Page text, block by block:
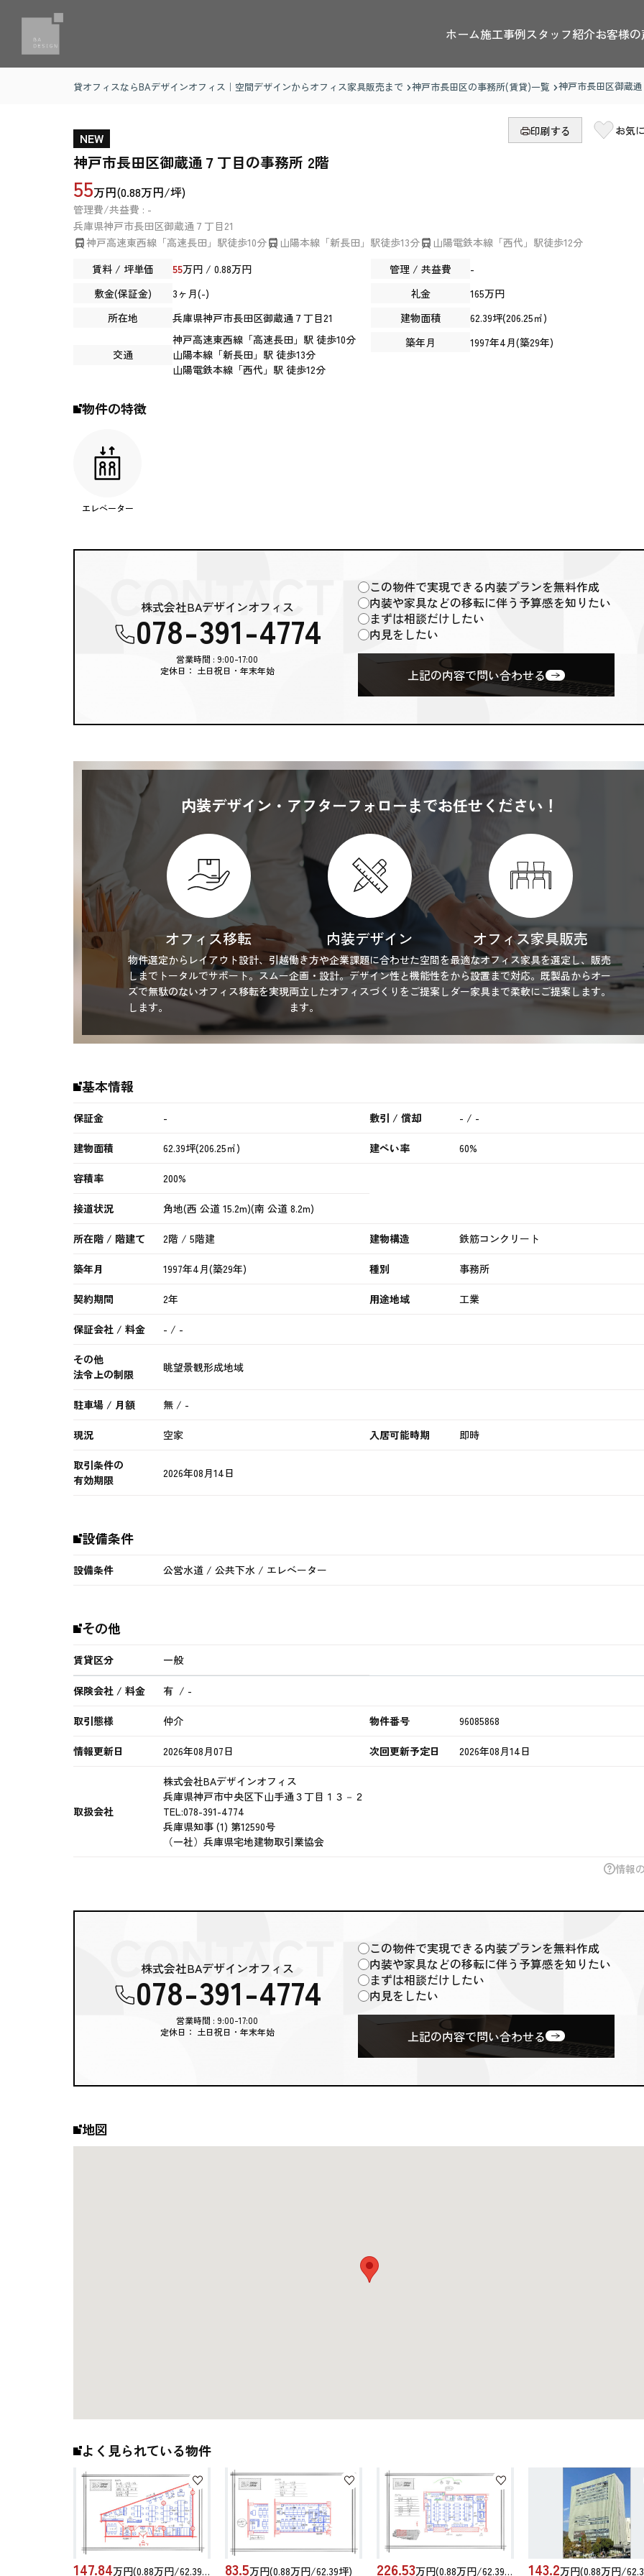
ホーム施工事例スタッフ紹介お客様
貸オフィスならBAデザインオフィス｜空間デザインからオフィス家具販売まで 神戸市長田区の事務所(賃貸)一覧 神戸市長田区御蔵
NEW
神戸市長田区御蔵通７丁目の事務所 2階
55万円(0.88万円/坪)
管理費/共益費 : -
兵庫県神戸市長田区御蔵通 ７丁目21
神戸高速東西線「高速長田」駅徒歩10分
山陽本線「新長田」駅徒歩13分 山陽電鉄本線「西代」駅徒歩12分
印刷する お気
賃料 / 坪単価 55万円 / 0.88万円
敷金(保証金)
3ヶ月(-)
所在地
兵庫県神戸市長田区御蔵通 ７丁目21
交通
神戸高速東西線 「高速長田 」駅 徒歩10分
山陽本線 「新長田 」駅 徒歩13分
山陽電鉄本線 「西代 」駅 徒歩12分
管理 / 共益費
-
礼金
165万円
建物面積
62.39坪(206.25㎡)
築年月
1997年4月(築29年)
物件の特徴
エレベーター
株式会社BAデザインオフィス
078-391-4774
営業時間 : 9:00-17:00
定休日： 土日祝日・年末年始
この物件で実現できる内装プランを無料作成
内装や家具などの移転に伴う予算感を知りたい
まずは相談だけしたい
内見をしたい
上記の内容で問い合わせる
内装デザイン・アフターフォローまでお任せください！
オフィス移転
物件選定からレイアウト設計、引越
しまでトータルでサポート。スムー
ズで無駄のないオフィス移転を実現
します。
内装デザイン
働き方や企業課題に合わせた空間を
企画・設計。デザイン性と機能性を
両立したオフィスづくりをご提案し
ます。
オフィス家具販売
最適なオフィス家具を選定し、販売
から設置まで対応。既製品からオー
ダー家具まで柔軟にご提案します。
基本情報
保証金 - 敷引 / 償却 - / -
建物面積 62.39坪(206.25㎡) 建ぺい率 60%
容積率 200%
接道状況 角地(西 公道 15.2m)(南 公道 8.2m)
所在階 / 階建て 2階 / 5階建 建物構造 鉄筋コンクリート
築年月 1997年4月(築29年) 種別 事務所
契約期間 2年 用途地域 工業
保証会社 / 料金 - / -
その他
法令上の制限
眺望景観形成地域
駐車場 / 月額 無 / -
現況 空家 入居可能時期 即時
取引条件の
有効期限
2026年08月14日
設備条件
設備条件 公営水道 / 公共下水 / エレベーター
その他
賃貸区分 一般
保険会社 / 料金 有 / -
取引態様 仲介 物件番号 96085868
情報更新日 2026年08月07日 次回更新予定日 2026年08月14日
取扱会社
株式会社BAデザインオフィス
兵庫県神戸市中央区下山手通３丁目１３－２
TEL:078-391-4774
兵庫県知事 (1) 第12590号
（一社）兵庫県宅地建物取引業協会
情報
株式会社BAデザインオフィス
078-391-4774
営業時間 : 9:00-17:00
定休日： 土日祝日・年末年始
この物件で実現できる内装プランを無料作成
内装や家具などの移転に伴う予算感を知りたい
まずは相談だけしたい
内見をしたい
上記の内容で問い合わせる
地図
よく見られている物件
147.84万円(0.88万円/62.39坪) 83.5万円(0.88万円/62.39坪) 226.53万円(0.88万円/62.39坪) 143.2万円(0.88万円/